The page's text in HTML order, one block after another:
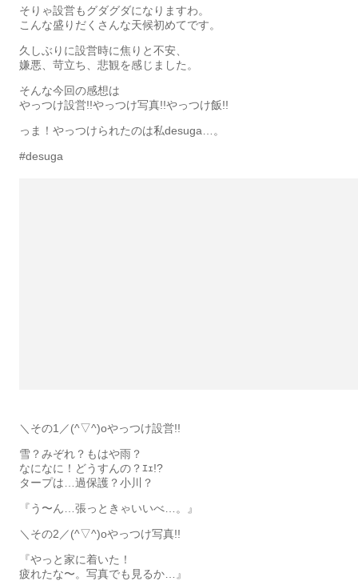
そりゃ設営もグダグダになりますわ。
こんな盛りだくさんな天候初めてです。
久しぶりに設営時に焦りと不安、
嫌悪、苛立ち、悲観を感じました。
そんな今回の感想は
やっつけ設営!!やっつけ写真!!やっつけ飯!!
っま！やっつけられたのは私desuga…。
#desuga
＼その1／(^▽^)oやっつけ設営!!
雪？みぞれ？もはや雨？
なになに！どうすんの？ｴｪ!?
タープは…過保護？小川？
『う〜ん…張っときゃいいべ…。』
＼その2／(^▽^)oやっつけ写真!!
『やっと家に着いた！
疲れたな〜。写真でも見るか…』